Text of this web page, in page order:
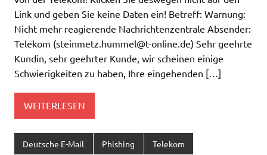
Link und geben Sie keine Daten ein! Betreff: Warnung:
Nicht mehr reagierende Nachrichtenzentrale Absender:
Telekom (steinmetz.hummel@t-online.de) Sehr geehrte
Kundin, sehr geehrter Kunde, wir scheinen einige
Schwierigkeiten zu haben, Ihre eingehenden […]
WEITERLESEN
Deutsche E-Mail Phishing Telekom